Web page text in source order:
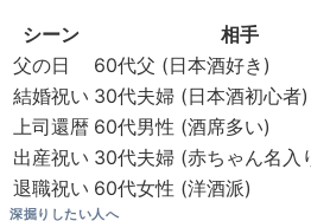
シーン 相手
父の日
60代父 (日本酒好き)
結婚祝い 30代夫婦 (日本酒初心者)
上司還暦 60代男性 (酒席多い)
出産祝い 30代夫婦 (赤ちゃん名入
退職祝い 60代女性 (洋酒派)
深掘りしたい人へ